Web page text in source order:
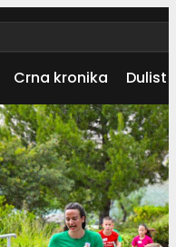
Crna kronika Dulist